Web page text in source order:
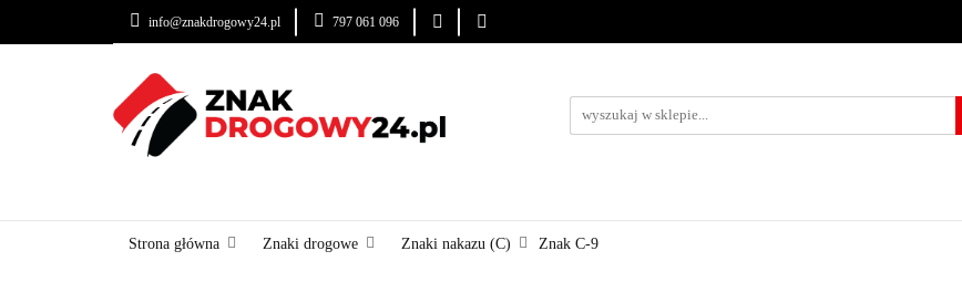
info@znakdrogowy24.pl 797 061 096
ZNAKI DROGOWE
Strona główna Znaki drogowe Znaki nakazu (C) Znak C-9